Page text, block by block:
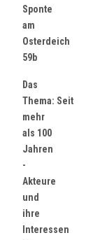
Sponte
am
Osterdeich
59b
Das
Thema: Seit
mehr
als 100
Jahren
-
Akteure
und
ihre
Interessen